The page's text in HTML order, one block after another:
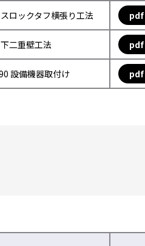
ロックタフ横張り工法 pdf
二重壁工法 pdf
設備機器取付け pdf